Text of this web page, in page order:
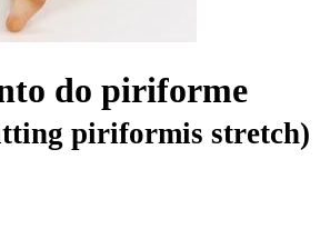
do piriforme
piriformis stretch)